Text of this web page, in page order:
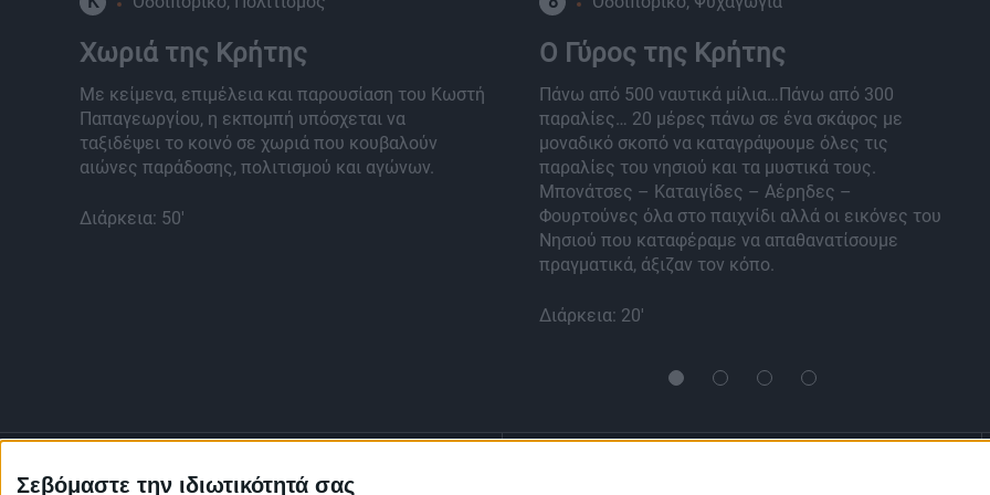
Σεβόμαστε την ιδιωτικότητά σας
Χωριά της Κρήτης
Με κείμενα, επιμέλεια και παρουσίαση του Κωστή
Παπαγεωργίου, η εκπομπή υπόσχεται να
ταξιδέψει το κοινό σε χωριά που κουβαλούν
αιώνες παράδοσης, πολιτισμού και αγώνων.
Διάρκεια: 50'
O Γύρος της Κρήτης
Πάνω από 500 ναυτικά μίλια…Πάνω από 300
παραλίες… 20 μέρες πάνω σε ένα σκάφος με
μοναδικό σκοπό να καταγράψουμε όλες τις
παραλίες του νησιού και τα μυστικά τους.
Μπονάτσες – Καταιγίδες – Αέρηδες –
Φουρτούνες όλα στο παιχνίδι αλλά οι εικόνες του
Νησιού που καταφέραμε να απαθανατίσουμε
πραγματικά, άξιζαν τον κόπο.
Διάρκεια: 20'